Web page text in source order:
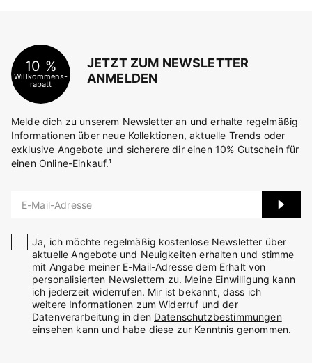
10 %
Willkommens-
rabatt
JETZT ZUM NEWSLETTER
ANMELDEN
Melde dich zu unserem Newsletter an und erhalte regelmäßig
Informationen über neue Kollektionen, aktuelle Trends oder
exklusive Angebote und sicherere dir einen 10% Gutschein für
einen Online-Einkauf.¹
E-Mail-Adresse
Ja, ich möchte regelmäßig kostenlose Newsletter über
aktuelle Angebote und Neuigkeiten erhalten und stimme
mit Angabe meiner E-Mail-Adresse dem Erhalt von
personalisierten Newslettern zu. Meine Einwilligung kann
ich jederzeit widerrufen. Mir ist bekannt, dass ich
weitere Informationen zum Widerruf und der
Datenverarbeitung in den Datenschutzbestimmungen
einsehen kann und habe diese zur Kenntnis genommen.